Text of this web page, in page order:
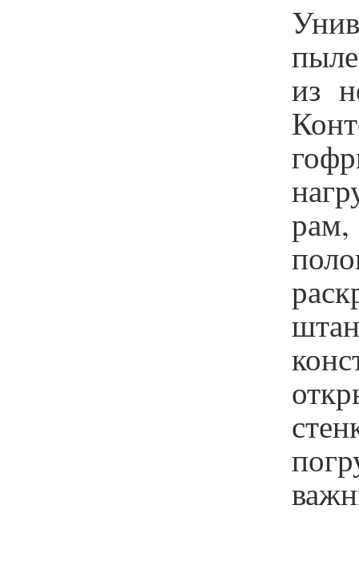
из
рам,